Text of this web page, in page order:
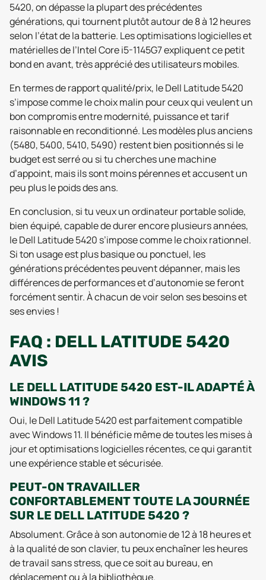
5420, on dépasse la plupart des précédentes
générations, qui tournent plutôt autour de 8 à 12 heures
selon l’état de la batterie. Les optimisations logicielles et
matérielles de l’Intel Core i5-1145G7 expliquent ce petit
bond en avant, très apprécié des utilisateurs mobiles.
En termes de rapport qualité/prix, le Dell Latitude 5420
s’impose comme le choix malin pour ceux qui veulent un
bon compromis entre modernité, puissance et tarif
raisonnable en reconditionné. Les modèles plus anciens
(5480, 5400, 5410, 5490) restent bien positionnés si le
budget est serré ou si tu cherches une machine
d’appoint, mais ils sont moins pérennes et accusent un
peu plus le poids des ans.
En conclusion, si tu veux un ordinateur portable solide,
bien équipé, capable de durer encore plusieurs années,
le Dell Latitude 5420 s’impose comme le choix rationnel.
Si ton usage est plus basique ou ponctuel, les
générations précédentes peuvent dépanner, mais les
différences de performances et d’autonomie se feront
forcément sentir. À chacun de voir selon ses besoins et
ses envies !
FAQ : DELL LATITUDE 5420
AVIS
LE DELL LATITUDE 5420 EST-IL ADAPTÉ À
WINDOWS 11 ?
Oui, le Dell Latitude 5420 est parfaitement compatible
avec Windows 11. Il bénéficie même de toutes les mises à
jour et optimisations logicielles récentes, ce qui garantit
une expérience stable et sécurisée.
PEUT-ON TRAVAILLER
CONFORTABLEMENT TOUTE LA JOURNÉE
SUR LE DELL LATITUDE 5420 ?
Absolument. Grâce à son autonomie de 12 à 18 heures et
à la qualité de son clavier, tu peux enchaîner les heures
de travail sans stress, que ce soit au bureau, en
déplacement ou à la bibliothèque.